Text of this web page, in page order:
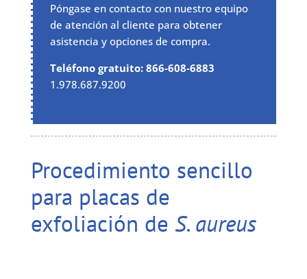
Póngase en contacto con nuestro equipo
de atención al cliente para obtener
asistencia y opciones de compra.
Teléfono gratuito: 866-608-6883
1.978.687.9200
Procedimiento sencillo
para placas de
exfoliación de S. aureus